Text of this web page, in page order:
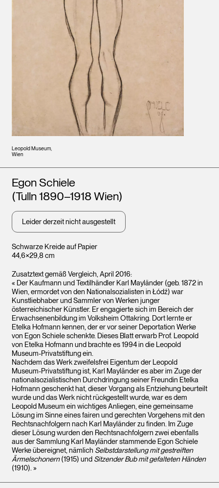
Leopold Museum,
Wien
Schwarze Kreide auf Papier
44,6×29,8 cm
Künstler*innen
Egon Schiele
(Tulln 1890–1918 Wien)
Leider derzeit nicht ausgestellt
Zusatztext gemäß Vergleich, April 2016:
« Der Kaufmann und Textilhändler Karl Mayländer (geb. 1872 in
Wien, ermordet von den Nationalsozialisten in Łódź) war
Kunstliebhaber und Sammler von Werken junger
österreichischer Künstler. Er engagierte sich im Bereich der
Erwachsenenbildung im Volksheim Ottakring. Dort lernte er
Etelka Hofmann kennen, der er vor seiner Deportation Werke
von Egon Schiele schenkte. Dieses Blatt erwarb Prof. Leopold
von Etelka Hofmann und brachte es 1994 in die Leopold
Museum-Privatstiftung ein.
Nachdem das Werk zweifelsfrei Eigentum der Leopold
Museum-Privatstiftung ist, Karl Mayländer es aber im Zuge der
nationalsozialistischen Durchdringung seiner Freundin Etelka
Hofmann geschenkt hat, dieser Vorgang als Entziehung beurteilt
wurde und das Werk nicht rückgestellt wurde, war es dem
Leopold Museum ein wichtiges Anliegen, eine gemeinsame
Lösung im Sinne eines fairen und gerechten Vorgehens mit den
Rechtsnachfolgern nach Karl Mayländer zu finden. Im Zuge
dieser Lösung wurden den Rechtsnachfolgern zwei ebenfalls
aus der Sammlung Karl Mayländer stammende Egon Schiele
Werke übereignet, nämlich Selbstdarstellung mit gestreiften
Ärmelschonern(1915) und Sitzender Bub mit gefalteten Händen
(1910). »